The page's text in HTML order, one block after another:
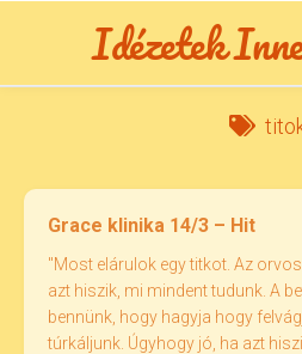
Idézetek
Grace klinika 14/3 – Hit
"Most elárulok egy titkot. Az
azt hiszik, mi mindent tudunk. A
bennünk, hogy hagyja hogy
túrkáljunk. Úgyhogy jó, ha azt